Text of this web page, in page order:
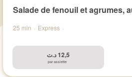
Salade de fenouil et agrumes,
25 min · Express ·
12,5د.ت
par assiette